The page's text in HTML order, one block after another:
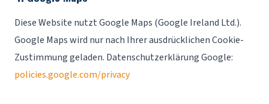
Diese Website nutzt Google Maps (Google Ireland Ltd.).
Google Maps wird nur nach Ihrer ausdrücklichen Cookie-
Zustimmung geladen. Datenschutzerklärung Google:
policies.google.com/privacy